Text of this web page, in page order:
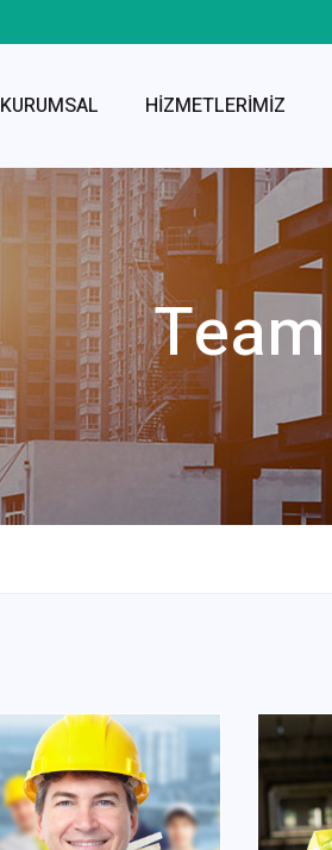
KURUMSAL HİZMETLERİMİZ
Team